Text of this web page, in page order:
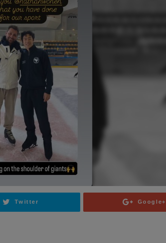
Twitter Google+